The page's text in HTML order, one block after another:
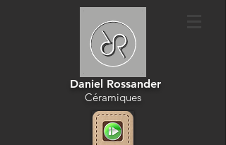
Daniel Rossander
Céramiques